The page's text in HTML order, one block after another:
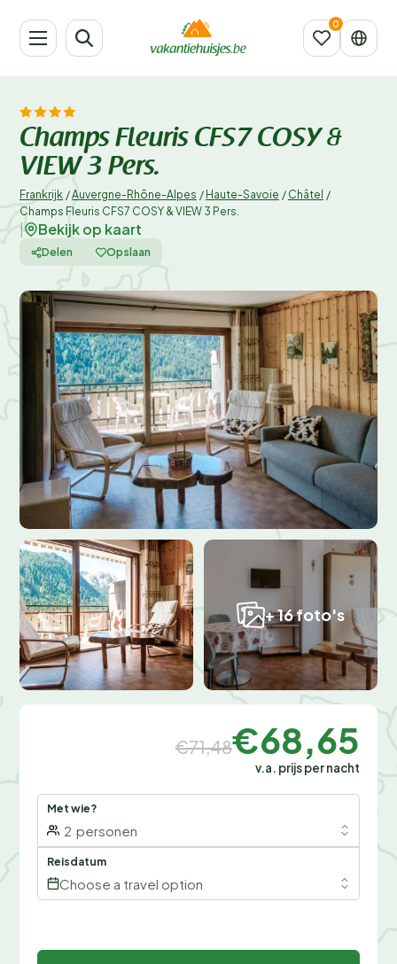
Champs Fleuris CFS7 COSY &
VIEW 3 Pers.
Frankrijk /Auvergne-Rhône-Alpes / Haute-Savoie / Châtel /
Champs Fleuris CFS7 COSY & VIEW 3 Pers.
Bekijk op kaart
Delen Opslaan
+ 16 foto's
€71,48€68,65
v.a. prijs per nacht
Met wie?
2 personen
Reisdatum
Choose a travel option